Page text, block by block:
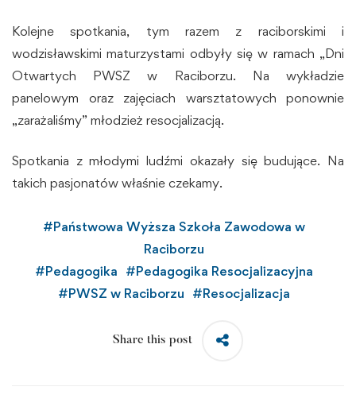
Kolejne spotkania, tym razem z raciborskimi i
wodzisławskimi maturzystami odbyły się w ramach „Dni
Otwartych PWSZ w Raciborzu. Na wykładzie
panelowym oraz zajęciach warsztatowych ponownie
„zarażaliśmy” młodzież resocjalizacją.
Spotkania z młodymi ludźmi okazały się budujące. Na
takich pasjonatów właśnie czekamy.
#Państwowa Wyższa Szkoła Zawodowa w
Raciborzu
#Pedagogika #Pedagogika Resocjalizacyjna
#PWSZ w Raciborzu #Resocjalizacja
Share this post